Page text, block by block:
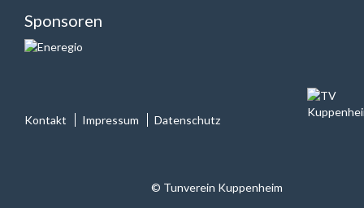
Sponsoren
Kontakt Impressum Datenschutz
© Tunverein Kuppenheim